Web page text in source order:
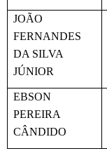
JOÃO
FERNANDES
DA SILVA
JÚNIOR
EBSON
PEREIRA
CÂNDIDO